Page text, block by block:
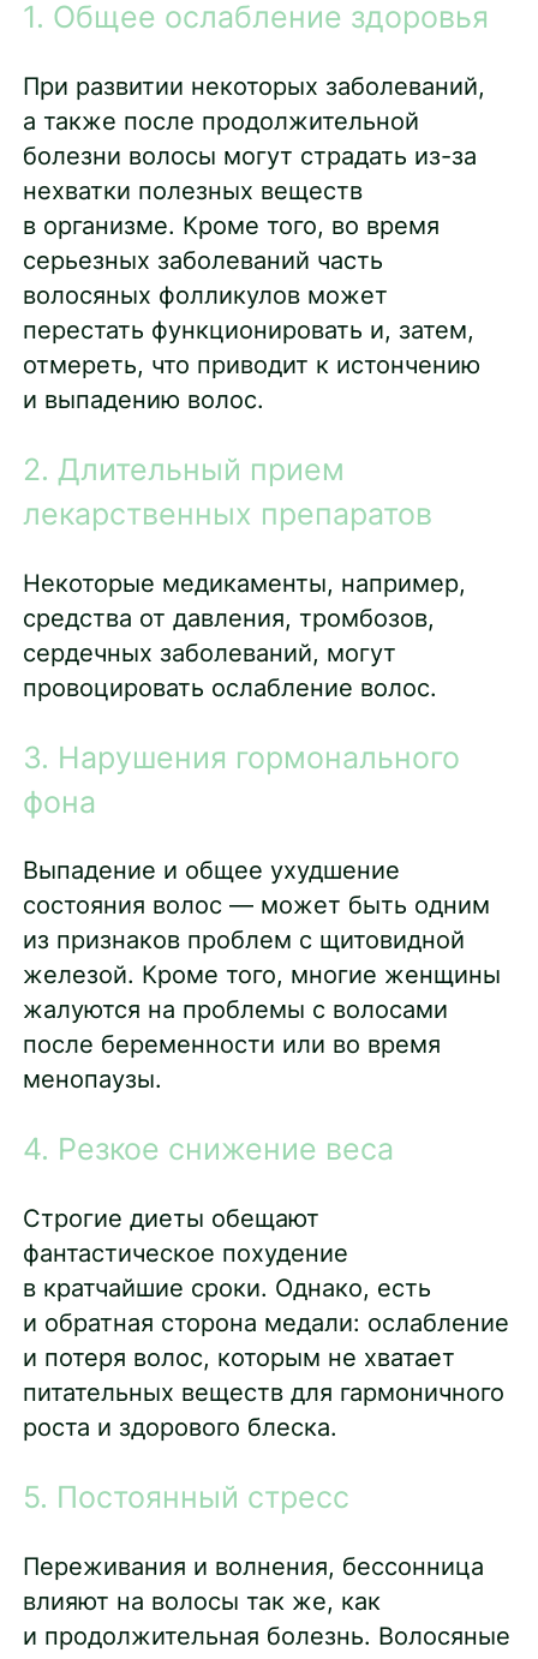
1. Общее ослабление здоровья
При развитии некоторых заболеваний,
а также после продолжительной
болезни волосы могут страдать из-за
нехватки полезных веществ
в организме. Кроме того, во время
серьезных заболеваний часть
волосяных фолликулов может
перестать функционировать и, затем,
отмереть, что приводит к истончению
и выпадению волос.
2. Длительный прием
лекарственных препаратов
Некоторые медикаменты, например,
средства от давления, тромбозов,
сердечных заболеваний, могут
провоцировать ослабление волос.
3. Нарушения гормонального
фона
Выпадение и общее ухудшение
состояния волос — может быть одним
из признаков проблем с щитовидной
железой. Кроме того, многие женщины
жалуются на проблемы с волосами
после беременности или во время
менопаузы.
4. Резкое снижение веса
Строгие диеты обещают
фантастическое похудение
в кратчайшие сроки. Однако, есть
и обратная сторона медали: ослабление
и потеря волос, которым не хватает
питательных веществ для гармоничного
роста и здорового блеска.
5. Постоянный стресс
Переживания и волнения, бессонница
влияют на волосы так же, как
и продолжительная болезнь. Волосяные